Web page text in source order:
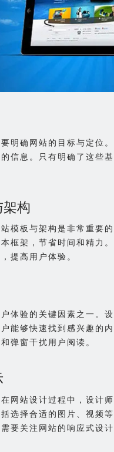
明确网站的目标与定位
信息。只有明确了这些
构
模板与架构是非常重要
框架，节省时间和精力
提高用户体验。
体验的关键因素之一。
能够快速找到感兴趣的
弹窗干扰用户阅读。
网站设计过程中，设计
选择合适的图片、视频
要关注网站的响应式设